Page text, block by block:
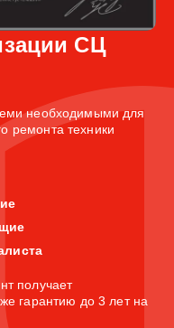
СЦ
необходимыми для
ремонта техники
получает
гарантию до 3 лет на